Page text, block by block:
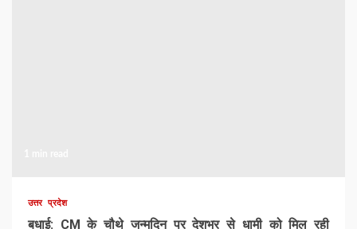
उत्तर प्रदेश
बधाई: CM के चौथे जन्मदिन पर देशभर से धामी को मिल रही